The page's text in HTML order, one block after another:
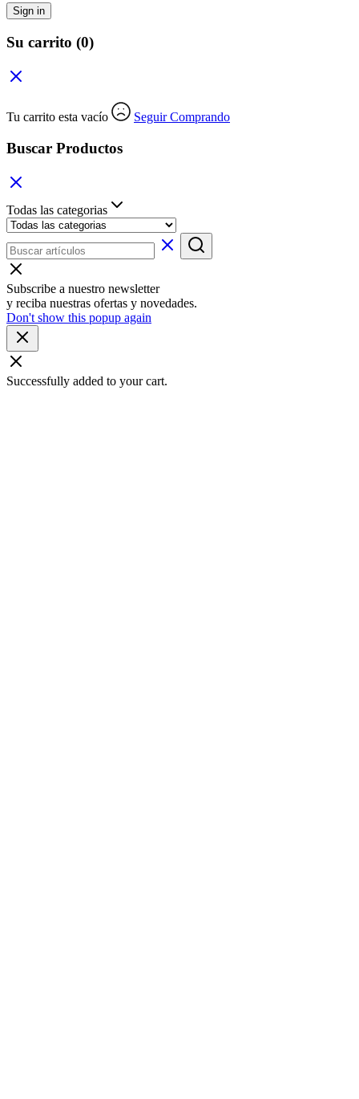
Sign in
Su carrito (0)
Tu carrito esta vacío Seguir Comprando
Buscar Productos
Todas las categorias
Subscribe a nuestro newsletter
y reciba nuestras ofertas y novedades.
Don't show this popup again
Successfully added to your cart.